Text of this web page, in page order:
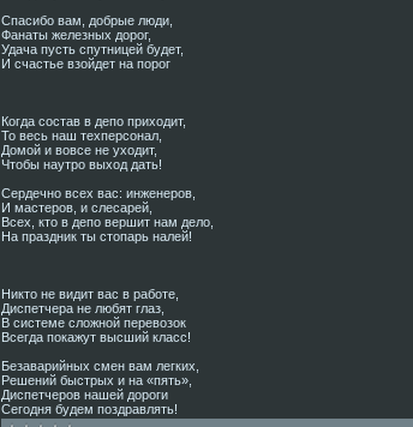
Спасибо вам, добрые люди,
Фанаты железных дорог,
Удача пусть спутницей будет,
И счастье взойдет на порог
Когда состав в депо приходит,
То весь наш техперсонал,
Домой и вовсе не уходит,
Чтобы наутро выход дать!
Сердечно всех вас: инженеров,
И мастеров, и слесарей,
Всех, кто в депо вершит нам дело,
На праздник ты стопарь налей!
Никто не видит вас в работе,
Диспетчера не любят глаз,
В системе сложной перевозок
Всегда покажут высший класс!
Безаварийных смен вам легких,
Решений быстрых и на «пять»,
Диспетчеров нашей дороги
Сегодня будем поздравлять!